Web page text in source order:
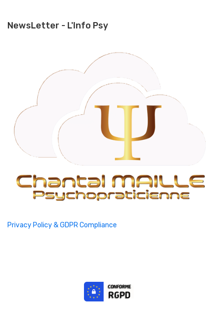
NewsLetter - L'Info Psy
Privacy Policy & GDPR Compliance